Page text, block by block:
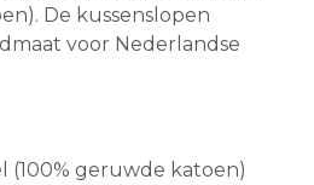
De kussenslopen
voor Nederlandse
(100% geruwde katoen)